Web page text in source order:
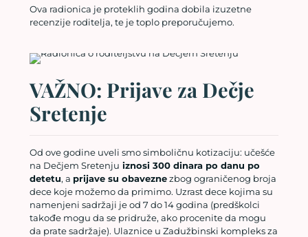
Ova radionica je proteklih godina dobila izuzetne
recenzije roditelja, te je toplo preporučujemo.
VAŽNO: Prijave za Dečje
Sretenje
Od ove godine uveli smo simboličnu kotizaciju: učešće
na Dečjem Sretenju iznosi 300 dinara po danu po
detetu, a prijave su obaveznezbog ograničenog broja
dece koje možemo da primimo. Uzrast dece kojima su
namenjeni sadržaji je od 7 do 14 godina (predškolci
takođe mogu da se pridruže, ako procenite da mogu
da prate sadržaje). Ulaznice u Zadužbinski kompleks za